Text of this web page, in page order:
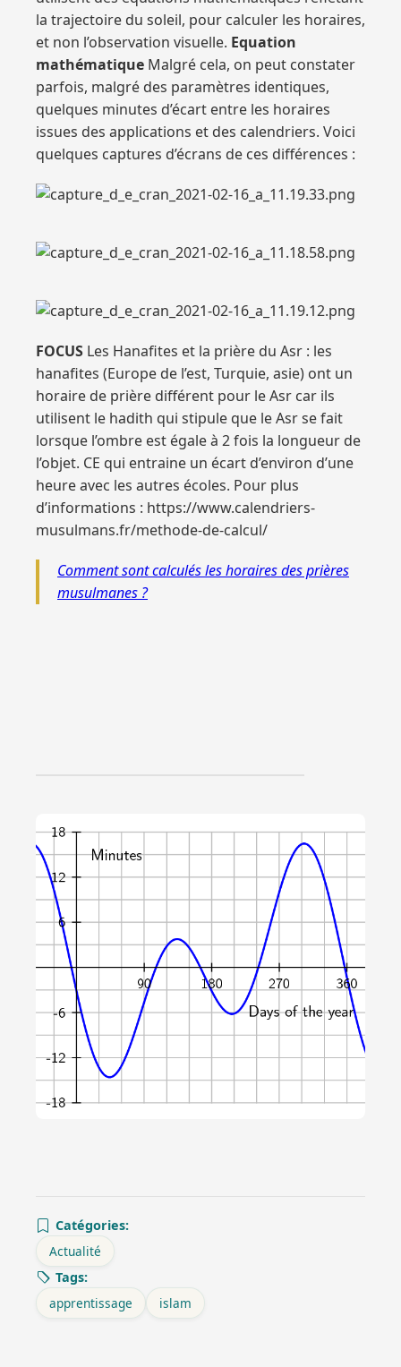
la trajectoire du soleil, pour calculer les horaires,
et non l’observation visuelle. Equation
mathématique Malgré cela, on peut constater
parfois, malgré des paramètres identiques,
quelques minutes d’écart entre les horaires
issues des applications et des calendriers. Voici
quelques captures d’écrans de ces différences :
FOCUS Les Hanafites et la prière du Asr : les
hanafites (Europe de l’est, Turquie, asie) ont un
horaire de prière différent pour le Asr car ils
utilisent le hadith qui stipule que le Asr se fait
lorsque l’ombre est égale à 2 fois la longueur de
l’objet. CE qui entraine un écart d’environ d’une
heure avec les autres écoles. Pour plus
d’informations : https://www.calendriers-
musulmans.fr/methode-de-calcul/
Comment sont calculés les horaires des prières
musulmanes ?
Catégories:
Actualité
Tags:
apprentissage
islam